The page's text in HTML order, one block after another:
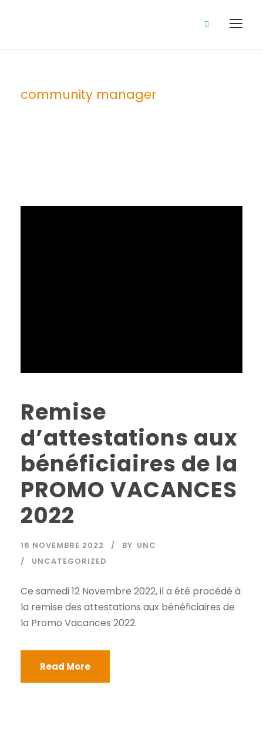
community manager
Remise
d’attestations aux
bénéficiaires de la
PROMO VACANCES
2022
16 NOVEMBRE 2022 BY UNC
UNCATEGORIZED
Ce samedi 12 Novembre 2022, il a été procédé à
la remise des attestations aux bénéficiaires de
la Promo Vacances 2022.
Read More